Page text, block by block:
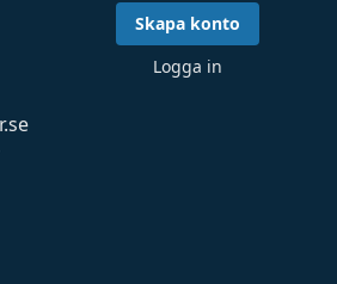
Skapa konto
Logga in